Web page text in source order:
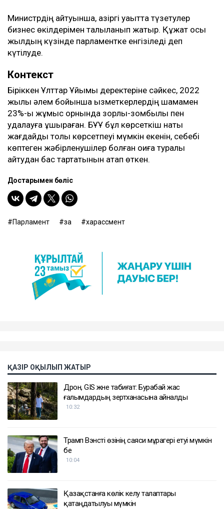
Министрдің айтуынша, қазіргі уақытта түзетулер
бизнес өкілдерімен талқыланып жатыр. Құжат осы
жылдың күзінде парламентке енгізіледі деп
күтілуде.
Контекст
Біріккен Ұлттар Ұйымы деректеріне сәйкес, 2022
жылы әлем бойынша қызметкерлердің шамамен
23%-ы жұмыс орнында зорлық-зомбылық пен
қудалауға ұшыраған. БҰҰ бұл көрсеткіш нақты
жағдайды толық көрсетпеуі мүмкін екенін, себебі
көптеген жәбірленушілер болған оқиға туралы
айтудан бас тартатынын атап өткен.
Достарыңмен бөліс
Парламент заң харассмент
ҚАЗІР ОҚЫЛЫП ЖАТЫР
Дрон, GIS және табиғат: Бурабай жас
ғалымдардың зертханасына айналды
10:32
Трамп Вэнсті өзінің саяси мұрагері етуі мүмкін
бе
10:04
Қазақстанға көлік әкелу талаптары
қатаңдатылуы мүмкін